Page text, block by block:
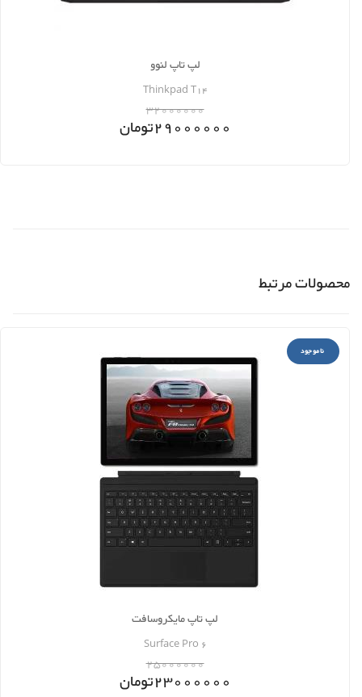
لپ تاپ لنوو
Thinkpad T14
32000000
29000000تومان
محصولات مرتبط
ناموجود
لپ تاپ مایکروسافت
Surface Pro 6
25000000
23000000تومان